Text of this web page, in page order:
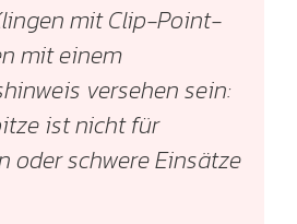
mit Clip-Point-
mit einem
versehen sein:
ist nicht für
oder schwere Einsätze